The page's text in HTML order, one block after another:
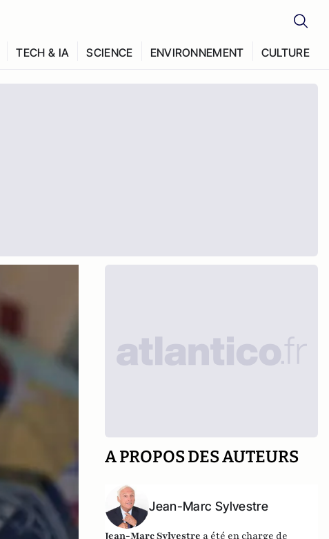
TECH & IA SCIENCE ENVIRONNEMENT CULTURE
A PROPOS DES AUTEURS
Jean-Marc Sylvestre
Jean-Marc Sylvestre a été en charge de